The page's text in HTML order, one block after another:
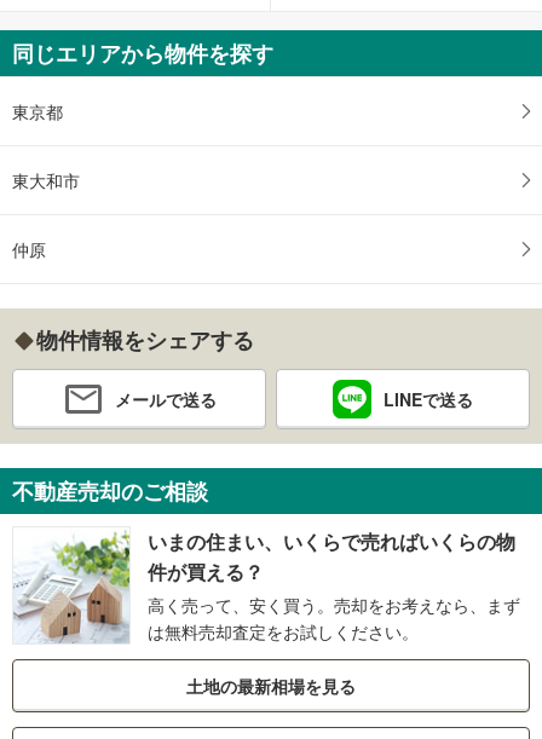
同じエリアから物件を探す
東京都
東大和市
仲原
物件情報をシェアする
メールで送る LINEで送る
不動産売却のご相談
いまの住まい、いくらで売ればいくらの物
件が買える？
高く売って、安く買う。売却をお考えなら、まず
は無料売却査定をお試しください。
土地の最新相場を見る